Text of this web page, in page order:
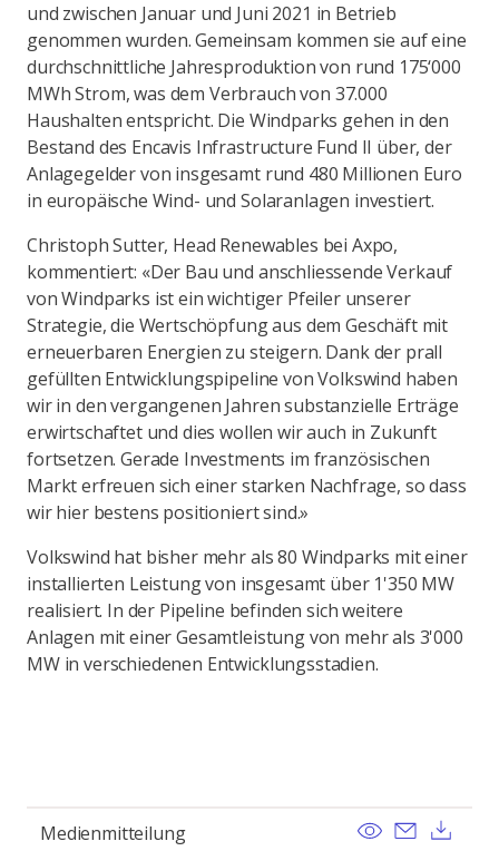
und zwischen Januar und Juni 2021 in Betrieb
genommen wurden. Gemeinsam kommen sie auf eine
durchschnittliche Jahresproduktion von rund 175‘000
MWh Strom, was dem Verbrauch von 37.000
Haushalten entspricht. Die Windparks gehen in den
Bestand des Encavis Infrastructure Fund II über, der
Anlagegelder von insgesamt rund 480 Millionen Euro
in europäische Wind- und Solaranlagen investiert.
Christoph Sutter, Head Renewables bei Axpo,
kommentiert: «Der Bau und anschliessende Verkauf
von Windparks ist ein wichtiger Pfeiler unserer
Strategie, die Wertschöpfung aus dem Geschäft mit
erneuerbaren Energien zu steigern. Dank der prall
gefüllten Entwicklungspipeline von Volkswind haben
wir in den vergangenen Jahren substanzielle Erträge
erwirtschaftet und dies wollen wir auch in Zukunft
fortsetzen. Gerade Investments im französischen
Markt erfreuen sich einer starken Nachfrage, so dass
wir hier bestens positioniert sind.»
Volkswind hat bisher mehr als 80 Windparks mit einer
installierten Leistung von insgesamt über 1'350 MW
realisiert. In der Pipeline befinden sich weitere
Anlagen mit einer Gesamtleistung von mehr als 3'000
MW in verschiedenen Entwicklungsstadien.
Medienmitteilung View Send